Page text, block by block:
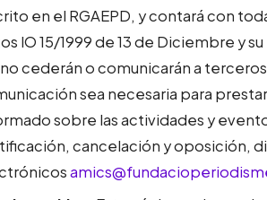
en el RGAEPD, y contará con
lO 15/1999 de 13 de Diciembre y
cederán o comunicarán a
sea necesaria para
sobre las actividades y
cancelación y oposición,